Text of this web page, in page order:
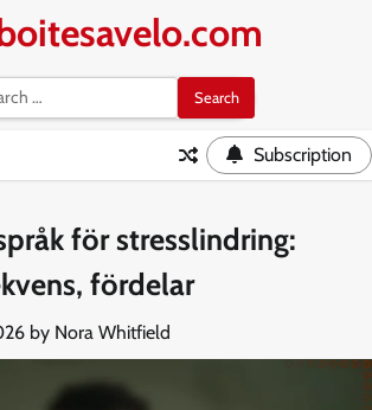
Subscription
för stresslindring:
fördelar
by Nora Whitfield